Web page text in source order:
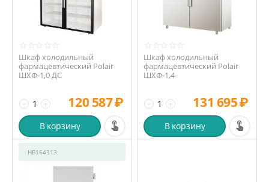
Шкаф холодильный
фармацевтический Polair
ШХФ-1,0 ДС
+
− 120 587₽
В корзину
Шкаф холодильный
фармацевтический Polair
ШХФ-1,4
+
− 131 695₽
В корзину
HB164313